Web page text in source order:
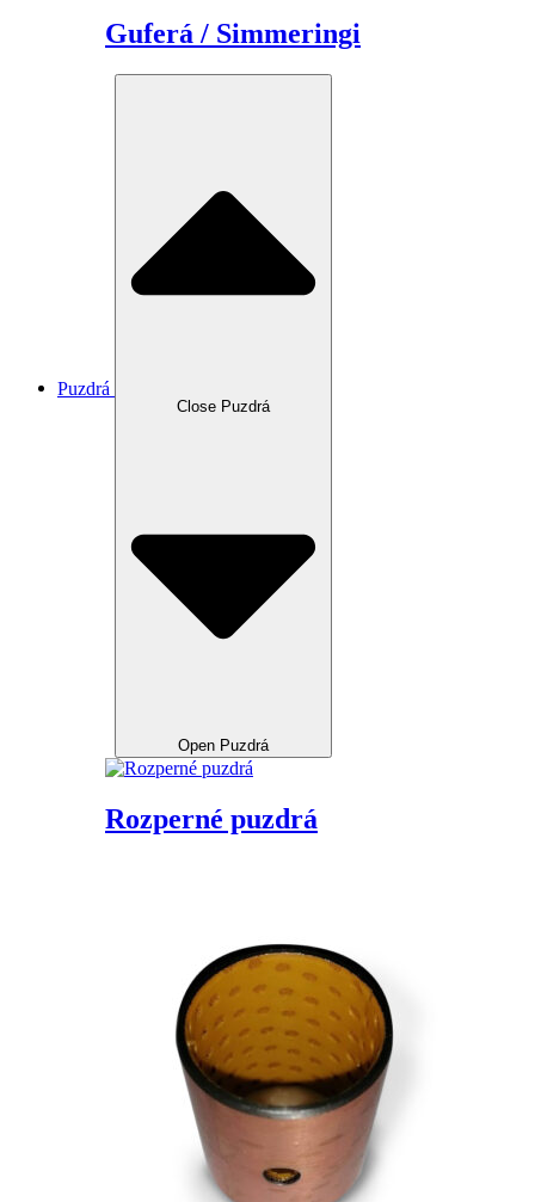
Guferá / Simmeringi
Puzdrá
Close Puzdrá
Open Puzdrá
Rozperné puzdrá